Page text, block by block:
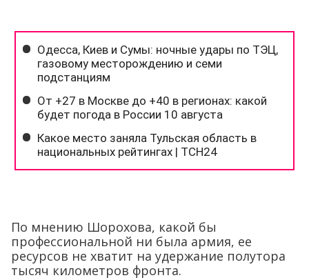
По мнению Шорохова, какой бы
профессиональной ни была армия, ее
ресурсов не хватит на удержание полутора
тысяч километров фронта.